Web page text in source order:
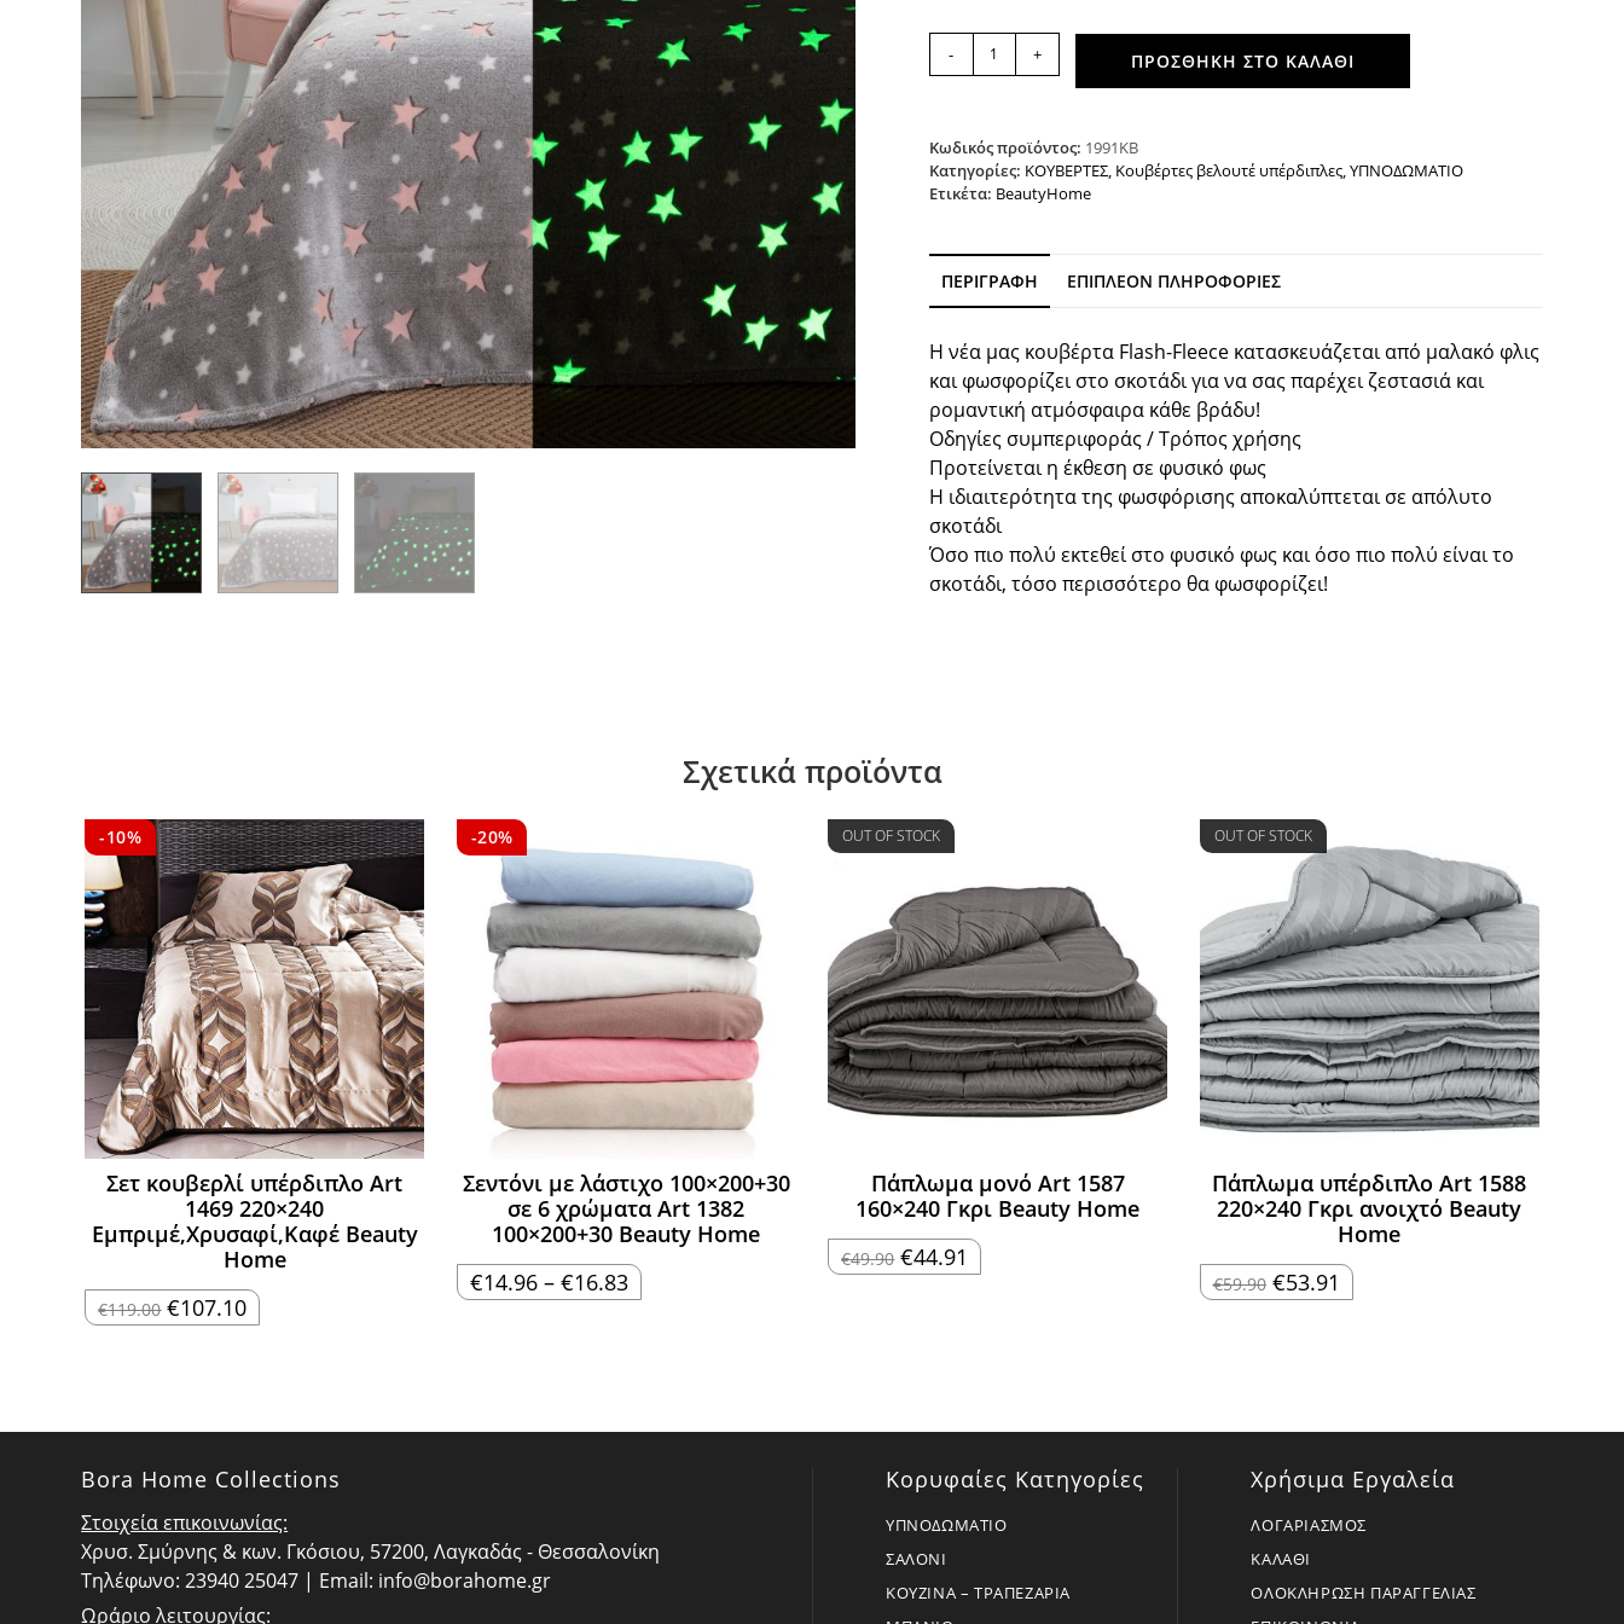
Κουβέρτα
1991
220x240
Γκρι
ποσότητα
- + ΠΡΟΣΘΉΚΗ ΣΤΟ ΚΑΛΆΘΙ
Κωδικός προϊόντος: 1991ΚΒ
Κατηγορίες: ΚΟΥΒΕΡΤΕΣ, Κουβέρτες βελουτέ υπέρδιπλες,ΥΠΝΟΔΩΜΑΤΙΟ
Ετικέτα: BeautyHome
ΠΕΡΙΓΡΑΦΉ ΕΠΙΠΛΈΟΝ ΠΛΗΡΟΦΟΡΊΕΣ
Η νέα μας κουβέρτα Flash-Fleece κατασκευάζεται από μαλακό φλις
και φωσφορίζει στο σκοτάδι για να σας παρέχει ζεστασιά και
ρομαντική ατμόσφαιρα κάθε βράδυ!
Οδηγίες συμπεριφοράς / Τρόπος χρήσης
Προτείνεται η έκθεση σε φυσικό φως
Η ιδιαιτερότητα της φωσφόρισης αποκαλύπτεται σε απόλυτο
σκοτάδι
Όσο πιο πολύ εκτεθεί στο φυσικό φως και όσο πιο πολύ είναι το
σκοτάδι, τόσο περισσότερο θα φωσφορίζει!
Σχετικά προϊόντα
-10%
Σετ κουβερλί υπέρδιπλο Art
1469 220×240
Εμπριμέ,Χρυσαφί,Καφέ Beauty
Home
€119.00 Original
price
€107.10Η
τρέχουσα
-20%
Σεντόνι με λάστιχο 100×200+30
σε 6 χρώματα Art 1382
100×200+30 Beauty Home
€14.96 – €16.83Price
range:
OUT OF STOCK
Πάπλωμα μονό Art 1587
160×240 Γκρι Beauty Home
€49.90 Original
price
€44.91 Η
τρέχουσα
OUT OF STOCK
Πάπλωμα υπέρδιπλο Art 1588
220×240 Γκρι ανοιχτό Beauty
Home
€59.90 Original
price
€53.91 Η
τρέχουσα
Bora Home Collections
Στοιχεία επικοινωνίας:
Χρυσ. Σμύρνης & κων. Γκόσιου, 57200, Λαγκαδάς - Θεσσαλονίκη
Τηλέφωνο: 23940 25047 | Email: info@borahome.gr
Ωράριο λειτουργίας:
Κορυφαίες Κατηγορίες
ΥΠΝΟΔΩΜΑΤΙΟ
ΣΑΛΟΝΙ
ΚΟΥΖΙΝΑ – ΤΡΑΠΕΖΑΡΙΑ
Χρήσιμα Εργαλεία
ΛΟΓΑΡΙΑΣΜΟΣ
ΚΑΛΑΘΙ
ΟΛΟΚΛΗΡΩΣΗ ΠΑΡΑΓΓΕΛΙΑΣ